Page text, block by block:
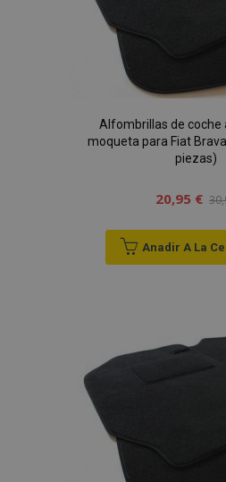
Alfombrillas de coche
moqueta para Fiat
piezas)
20,95 €
Anadir A La